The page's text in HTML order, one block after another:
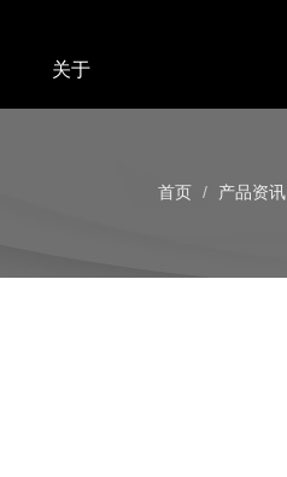
关于
首页 产品资讯